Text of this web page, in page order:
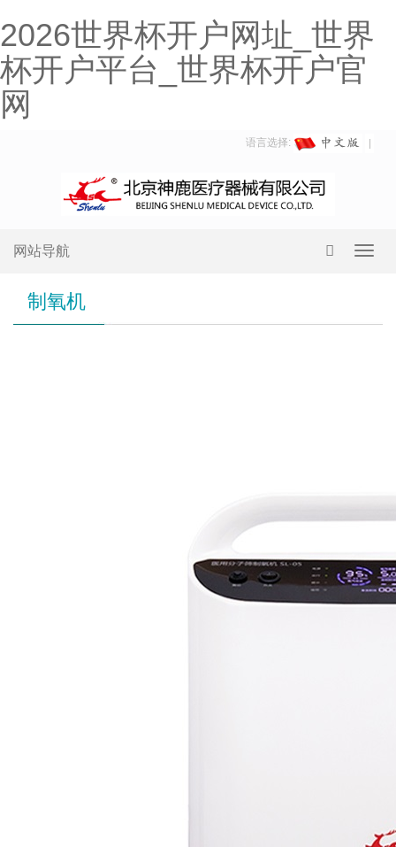
2026世界杯开户网址_世界
杯开户平台_世界杯开户官
网
语言选择:
网站导航
制氧机